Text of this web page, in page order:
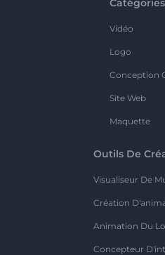
Catégories
Vidéo
Logo
Conception
Site Web
Maquette
Outils De
Visualiseur De
Création
Animation Du
Concepteur